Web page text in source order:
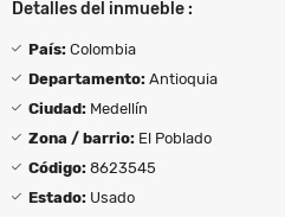
Detalles del inmueble :
País: Colombia
Departamento: Antioquia
Ciudad: Medellín
Zona / barrio: El Poblado
Código: 8623545
Estado: Usado